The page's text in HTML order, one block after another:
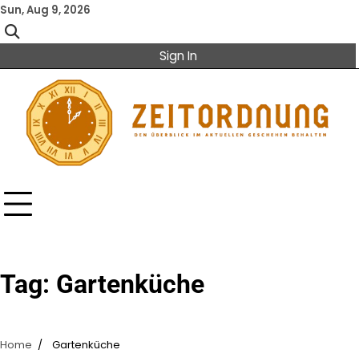
Skip
to
content
Sun, Aug 9, 2026
Sign In
Tag: Gartenküche
Home Gartenküche